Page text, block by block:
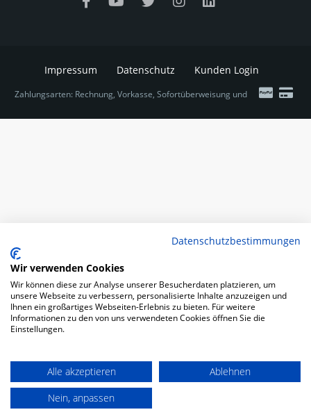
Impressum Datenschutz Kunden Login
Zahlungsarten: Rechnung, Vorkasse, Sofortüberweisung und
Datenschutzbestimmungen
Wir verwenden Cookies
Wir können diese zur Analyse unserer Besucherdaten platzieren, um
unsere Webseite zu verbessern, personalisierte Inhalte anzuzeigen und
Ihnen ein großartiges Webseiten-Erlebnis zu bieten. Für weitere
Informationen zu den von uns verwendeten Cookies öffnen Sie die
Einstellungen.
Alle akzeptieren
Ablehnen
Nein, anpassen